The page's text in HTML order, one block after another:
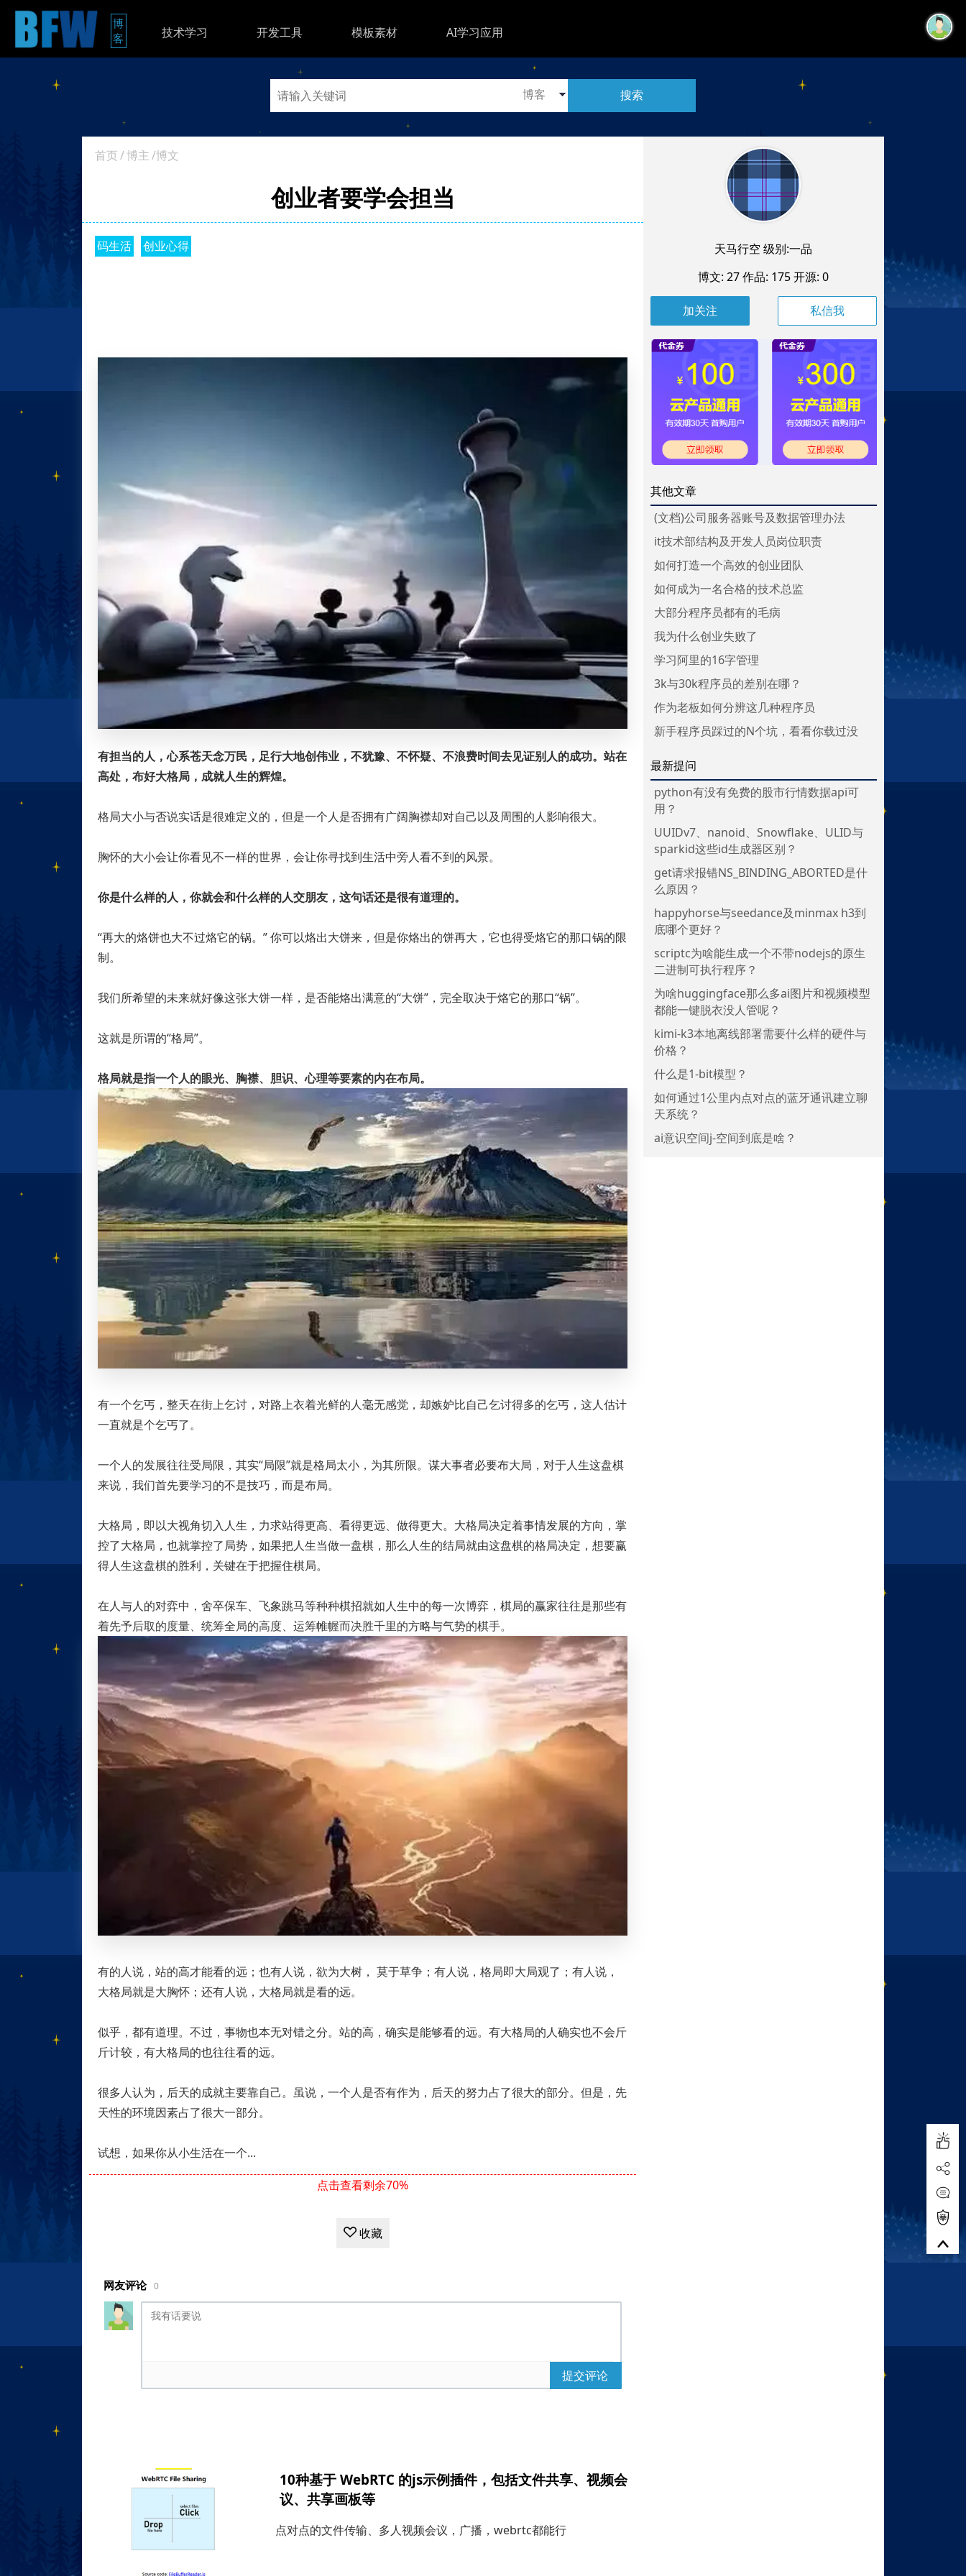
博
客
技术学习 开发工具 模板素材 AI学习应用
搜索
首页/博主/博文
创业者要学会担当
码生活 创业心得
有担当的人，心系苍天念万民，足行大地创伟业，不犹豫、不怀疑、不浪费时间去见证别人的成功。站在
高处，布好大格局，成就人生的辉煌。
格局大小与否说实话是很难定义的，但是一个人是否拥有广阔胸襟却对自己以及周围的人影响很大。
胸怀的大小会让你看见不一样的世界，会让你寻找到生活中旁人看不到的风景。
你是什么样的人，你就会和什么样的人交朋友，这句话还是很有道理的。
“再大的烙饼也大不过烙它的锅。” 你可以烙出大饼来，但是你烙出的饼再大，它也得受烙它的那口锅的限
制。
我们所希望的未来就好像这张大饼一样，是否能烙出满意的“大饼”，完全取决于烙它的那口“锅”。
这就是所谓的“格局”。
格局就是指一个人的眼光、胸襟、胆识、心理等要素的内在布局。
有一个乞丐，整天在街上乞讨，对路上衣着光鲜的人毫无感觉，却嫉妒比自己乞讨得多的乞丐，这人估计
一直就是个乞丐了。
一个人的发展往往受局限，其实“局限”就是格局太小，为其所限。谋大事者必要布大局，对于人生这盘棋
来说，我们首先要学习的不是技巧，而是布局。
大格局，即以大视角切入人生，力求站得更高、看得更远、做得更大。大格局决定着事情发展的方向，掌
控了大格局，也就掌控了局势，如果把人生当做一盘棋，那么人生的结局就由这盘棋的格局决定，想要赢
得人生这盘棋的胜利，关键在于把握住棋局。
在人与人的对弈中，舍卒保车、飞象跳马等种种棋招就如人生中的每一次博弈，棋局的赢家往往是那些有
着先予后取的度量、统筹全局的高度、运筹帷幄而决胜千里的方略与气势的棋手。
有的人说，站的高才能看的远；也有人说，欲为大树， 莫于草争；有人说，格局即大局观了；有人说，
大格局就是大胸怀；还有人说，大格局就是看的远。
似乎，都有道理。不过，事物也本无对错之分。站的高，确实是能够看的远。有大格局的人确实也不会斤
斤计较，有大格局的也往往看的远。
很多人认为，后天的成就主要靠自己。虽说，一个人是否有作为，后天的努力占了很大的部分。但是，先
天性的环境因素占了很大一部分。
试想，如果你从小生活在一个...
点击查看剩余70%
收藏
网友评论 0
提交评论
10种基于 WebRTC 的js示例插件，包括文件共享、视频会
议、共享画板等
点对点的文件传输、多人视频会议，广播，webrtc都能行
天马行空 级别:一品
博文: 27 作品: 175 开源: 0
私信我
其他文章
(文档)公司服务器账号及数据管理办法
it技术部结构及开发人员岗位职责
如何打造一个高效的创业团队
如何成为一名合格的技术总监
大部分程序员都有的毛病
我为什么创业失败了
学习阿里的16字管理
3k与30k程序员的差别在哪？
作为老板如何分辨这几种程序员
新手程序员踩过的N个坑，看看你载过没
最新提问
python有没有免费的股市行情数据api可
用？
UUIDv7、nanoid、Snowflake、ULID与
sparkid这些id生成器区别？
get请求报错NS_BINDING_ABORTED是什
么原因？
happyhorse与seedance及minmax h3到
底哪个更好？
scriptc为啥能生成一个不带nodejs的原生
二进制可执行程序？
为啥huggingface那么多ai图片和视频模型
都能一键脱衣没人管呢？
kimi-k3本地离线部署需要什么样的硬件与
价格？
什么是1-bit模型？
如何通过1公里内点对点的蓝牙通讯建立聊
天系统？
ai意识空间j-空间到底是啥？